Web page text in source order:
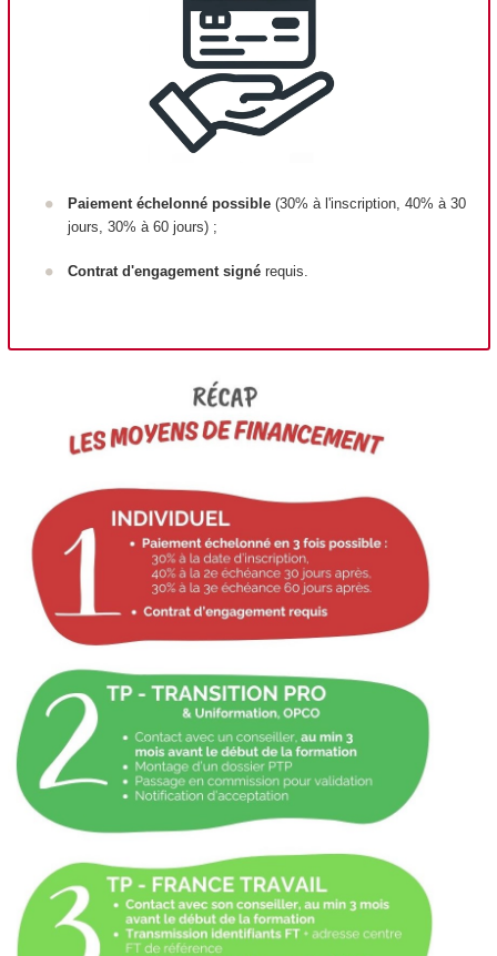
Paiement échelonné possible(30% à l'inscription, 40% à 30
jours, 30% à 60 jours) ;
Contrat d'engagement signérequis.